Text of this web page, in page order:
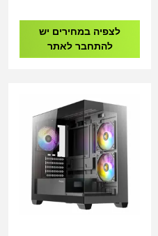
500GB NVME
לצפיה במחירים יש
להתחבר לאתר